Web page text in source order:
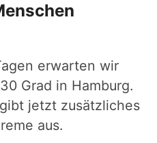
erwarten wir
Grad in Hamburg.
jetzt zusätzliches
aus.